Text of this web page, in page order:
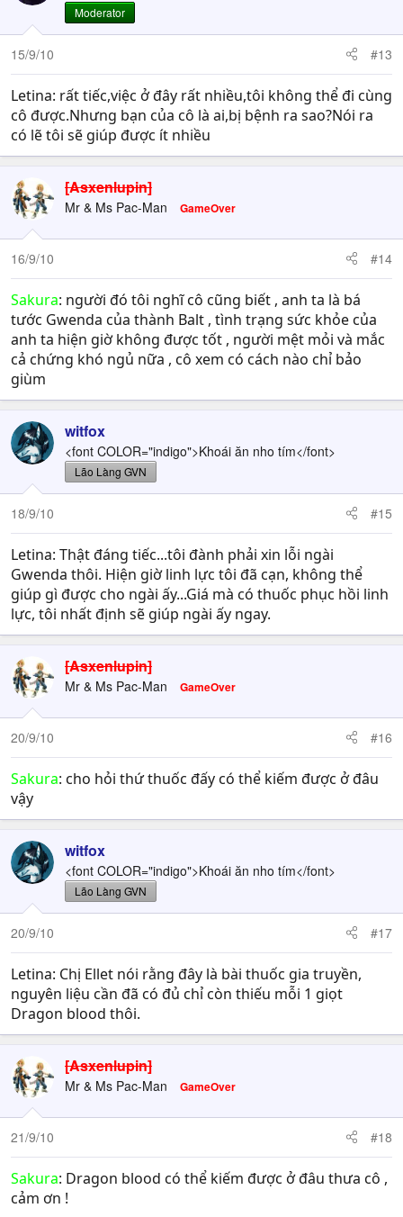
Moderator
15/9/10 #13
Letina: rất tiếc,việc ở đây rất nhiều,tôi không thể đi cùng
cô được.Nhưng bạn của cô là ai,bị bệnh ra sao?Nói ra
có lẽ tôi sẽ giúp được ít nhiều
[Asxenlupin]
Mr & Ms Pac-Man GameOver
16/9/10 #14
Sakura: người đó tôi nghĩ cô cũng biết , anh ta là bá
tước Gwenda của thành Balt , tình trạng sức khỏe của
anh ta hiện giờ không được tốt , người mệt mỏi và mắc
cả chứng khó ngủ nữa , cô xem có cách nào chỉ bảo
giùm
witfox
<font COLOR="indigo">Khoái ăn nho tím</font>
Lão Làng GVN
18/9/10 #15
Letina: Thật đáng tiếc...tôi đành phải xin lỗi ngài
Gwenda thôi. Hiện giờ linh lực tôi đã cạn, không thể
giúp gì được cho ngài ấy...Giá mà có thuốc phục hồi linh
lực, tôi nhất định sẽ giúp ngài ấy ngay.
[Asxenlupin]
Mr & Ms Pac-Man GameOver
20/9/10 #16
Sakura: cho hỏi thứ thuốc đấy có thể kiếm được ở đâu
vậy
witfox
<font COLOR="indigo">Khoái ăn nho tím</font>
Lão Làng GVN
20/9/10 #17
Letina: Chị Ellet nói rằng đây là bài thuốc gia truyền,
nguyên liệu cần đã có đủ chỉ còn thiếu mỗi 1 giọt
Dragon blood thôi.
[Asxenlupin]
Mr & Ms Pac-Man GameOver
21/9/10 #18
Sakura: Dragon blood có thể kiếm được ở đâu thưa cô ,
cảm ơn !